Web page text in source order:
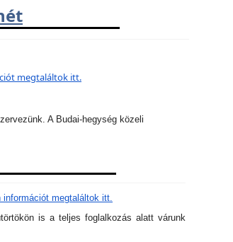
megtaláltok itt.
A Budai-hegység közeli
információt megtaláltok itt.
is a teljes foglalkozás alatt várunk